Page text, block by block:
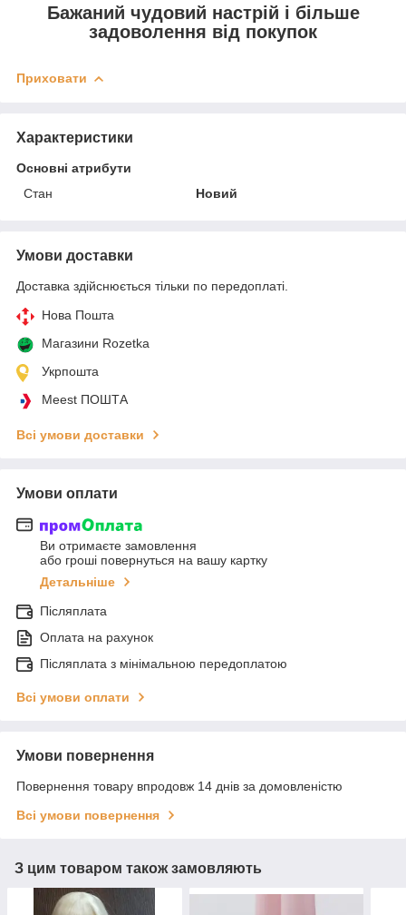
Бажаний чудовий настрій і більше
задоволення від покупок
Приховати
Характеристики
Основні атрибути
Стан
Новий
Умови доставки
Доставка здійснюється тільки по передоплаті.
Нова Пошта
Магазини Rozetka
Укрпошта
Meest ПОШТА
Всі умови доставки
Умови оплати
Ви отримаєте замовлення
або гроші повернуться на вашу картку
Детальніше
Післяплата
Оплата на рахунок
Післяплата з мінімальною передоплатою
Всі умови оплати
Умови повернення
Повернення товару впродовж 14 днів за домовленістю
Всі умови повернення
З цим товаром також замовляють